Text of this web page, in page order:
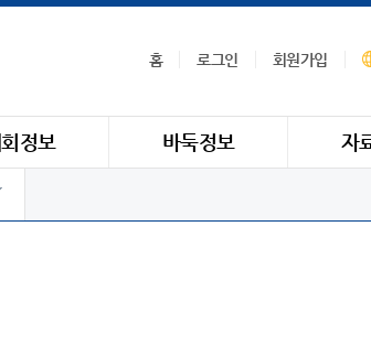
홈 로그인 회원가입
정보 바둑정보 자